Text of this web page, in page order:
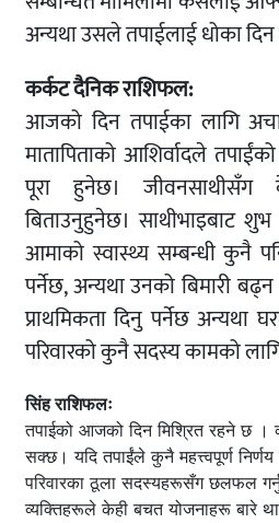
अन्यथा उसले तपाईलाई धोका
कर्कट दैनिक राशिफल:
आजको दिन तपाईका लागि
मातापिताको आशिर्वादले
पूरा हुनेछ।
बिताउनुहुनेछ। साथीभाइबाट
आमाको स्वास्थ्य सम्बन्धी कुनै
पर्नेछ, अन्यथा उनको बिमारी
प्राथमिकता दिनु पर्नेछ अन्यथा
परिवारको कुनै सदस्य कामको
सिंह राशिफलः
तपाईको आजको दिन मिश्रित रहने छ ।
सक्छ। यदि तपाईंले कुनै महत्त्वपूर्ण
परिवारका ठूला सदस्यहरूसँग छलफल
व्यक्तिहरूले केही बचत योजनाहरू बारे